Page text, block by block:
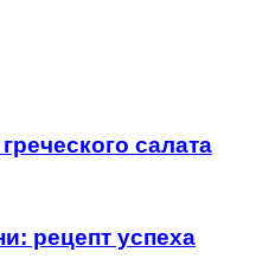
салата
рецепт успеха